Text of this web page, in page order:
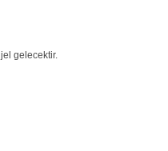
gelecektir.